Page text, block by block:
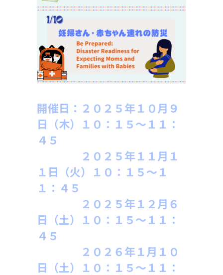
開催日：２０２５年１０月９
日（木）１０：１５～１１：
４５
２０２５年１１月１
１日（火）１ ０：１５～１
１：４５
２０２５年１２月６
日（土）１ ０：１５～１１：
４５
２０２６年１月１０
日（土）１ ０：１５～１１：